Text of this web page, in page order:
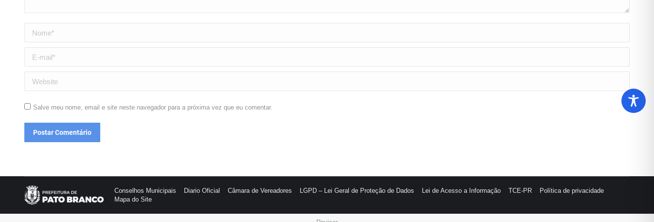
Nome *
E-mail *
Website
Salve meu nome, email e site neste navegador para a próxima vez que eu comentar.
Postar Comentário
Conselhos Municipais Diario Oficial Câmara de Vereadores LGPD – Lei Geral de Proteção de Dados Lei de Acesso a Informação TCE-PR
Política de privacidade
Mapa do Site